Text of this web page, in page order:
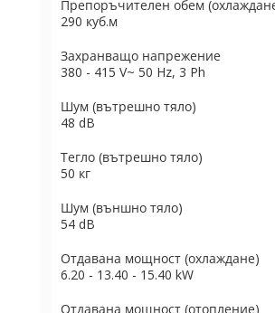
Препоръчителен обем
290 куб.м
Захранващо напрежение
380 - 415 V~ 50 Hz, 3 Ph
Шум (вътрешно тяло)
48 dB
Тегло (вътрешно тяло)
50 кг
Шум (външно тяло)
54 dB
Отдавана мощност (охлаждане)
6.20 - 13.40 - 15.40 kW
Отдавана мощност (отопление)